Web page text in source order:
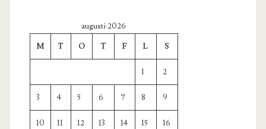
augusti 2026
M T O T F L S
1 2
3 4 5 6 7 8 9
10 11 12 13 14 15 16